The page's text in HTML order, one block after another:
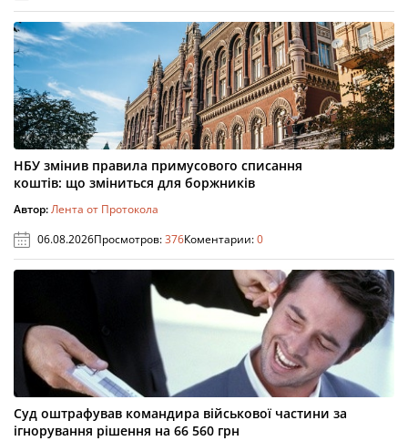
НБУ змінив правила примусового списання
коштів: що зміниться для боржників
Автор:Лента от Протокола
06.08.2026Просмотров:376Коментарии:0
Суд оштрафував командира військової частини за
ігнорування рішення на 66 560 грн